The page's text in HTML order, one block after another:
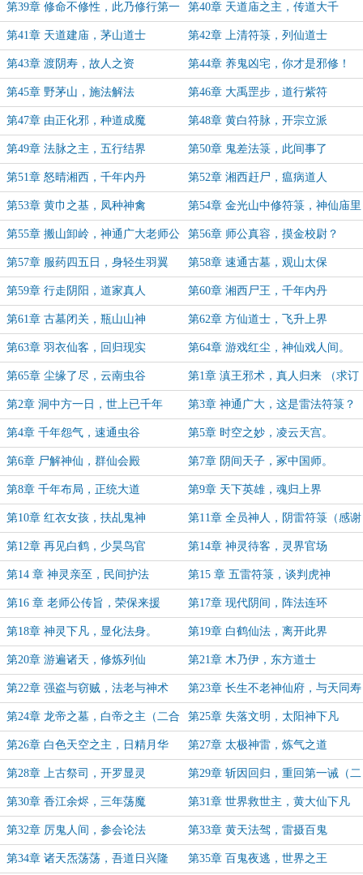
第39章 修命不修性，此乃修行第一
病。
第40章 天道庙之主，传道大千
第41章 天道建庙，茅山道士 第42章 上清符箓，列仙道士
第43章 渡阴寿，故人之资 第44章 养鬼凶宅，你才是邪修！
第45章 野茅山，施法解法 第46章 大禹罡步，道行紫符
第47章 由正化邪，种道成魔 第48章 黄白符脉，开宗立派
第49章 法脉之主，五行结界 第50章 鬼差法箓，此间事了
第51章 怒晴湘西，千年内丹 第52章 湘西赶尸，瘟病道人
第53章 黄巾之基，凤种神禽 第54章 金光山中修符箓，神仙庙里
炼仙丹
第55章 搬山卸岭，神通广大老师公 第56章 师公真容，摸金校尉？
第57章 服药四五日，身轻生羽翼 第58章 速通古墓，观山太保
第59章 行走阴阳，道家真人 第60章 湘西尸王，千年内丹
第61章 古墓闭关，瓶山山神 第62章 方仙道士，飞升上界
第63章 羽衣仙客，回归现实 第64章 游戏红尘，神仙戏人间。
第65章 尘缘了尽，云南虫谷 第1章 滇王邪术，真人归来 （求订
阅）
第2章 洞中方一日，世上已千年
（求订阅）
第3章 神通广大，这是雷法符箓？
第4章 千年怨气，速通虫谷 第5章 时空之妙，凌云天宫。
第6章 尸解神仙，群仙会殿 第7章 阴间天子，冢中国师。
第8章 千年布局，正统大道 第9章 天下英雄，魂归上界
第10章 红衣女孩，扶乩鬼神 第11章 全员神人，阴雷符箓（感谢
背床战士的盟主）
第12章 再见白鹤，少昊鸟官 第14章 神灵待客，灵界官场
第14 章 神灵亲至，民间护法 第15 章 五雷符箓，谈判虎神
第16 章 老师公传旨，荣保来援 第17章 现代阴间，阵法连环
第18章 神灵下凡，显化法身。 第19章 白鹤仙法，离开此界
第20章 游遍诸天，修炼列仙 第21章 木乃伊，东方道士
第22章 强盗与窃贼，法老与神术 第23章 长生不老神仙府，与天同寿
道人家
第24章 龙帝之墓，白帝之主（二合
一）
第25章 失落文明，太阳神下凡
第26章 白色天空之主，日精月华 第27章 太极神雷，炼气之道
第28章 上古祭司，开罗显灵 第29章 斩因回归，重回第一诫（二
合一）
第30章 香江余烬，三年荡魔 第31章 世界救世主，黄大仙下凡
第32章 厉鬼人间，参会论法 第33章 黄天法驾，雷摄百鬼
第34章 诸天炁荡荡，吾道日兴隆 第35章 百鬼夜逃，世界之王